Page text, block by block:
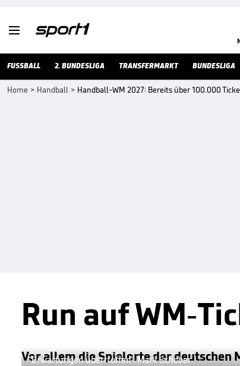

FUSSBALL 2. BUNDESLIGA TRANSFERMARKT BUNDESLIGA
Home > Handball > Handball-WM 2027: Bereits über 100.000
Run auf WM-
Vor allem die Spielorte der deutschen
"Erwartungen übertroffen": Mark Schober